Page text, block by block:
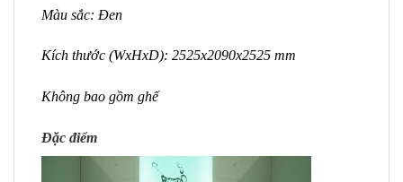
Màu sắc: Đen
Kích thước (WxHxD): 2525x2090x2525 mm
Không bao gồm ghế
Đặc điểm